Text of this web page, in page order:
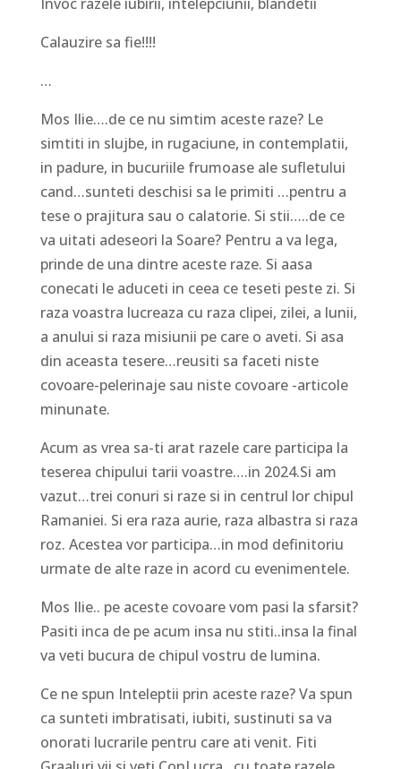
Calauzire sa fie!!!!
…
Mos Ilie….de ce nu simtim aceste raze? Le
simtiti in slujbe, in rugaciune, in contemplatii,
in padure, in bucuriile frumoase ale sufletului
cand…sunteti deschisi sa le primiti …pentru a
tese o prajitura sau o calatorie. Si stii…..de ce
va uitati adeseori la Soare? Pentru a va lega,
prinde de una dintre aceste raze. Si aasa
conecati le aduceti in ceea ce teseti peste zi. Si
raza voastra lucreaza cu raza clipei, zilei, a lunii,
a anului si raza misiunii pe care o aveti. Si asa
din aceasta tesere…reusiti sa faceti niste
covoare-pelerinaje sau niste covoare -articole
minunate.
Acum as vrea sa-ti arat razele care participa la
teserea chipului tarii voastre….in 2024.Si am
vazut…trei conuri si raze si in centrul lor chipul
Ramaniei. Si era raza aurie, raza albastra si raza
roz. Acestea vor participa…in mod definitoriu
urmate de alte raze in acord cu evenimentele.
Mos Ilie.. pe aceste covoare vom pasi la sfarsit?
Pasiti inca de pe acum insa nu stiti..insa la final
va veti bucura de chipul vostru de lumina.
Ce ne spun Inteleptii prin aceste raze? Va spun
ca sunteti imbratisati, iubiti, sustinuti sa va
onorati lucrarile pentru care ati venit. Fiti